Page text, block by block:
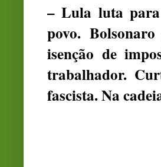
– Lula luta
povo.
isenção de
trabalhador.
fascista. Na